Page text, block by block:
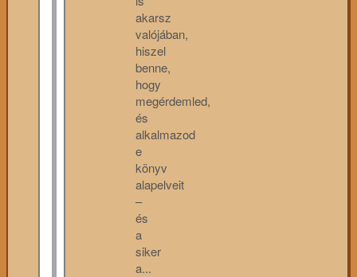
akarsz
valójában,
hiszel
benne,
hogy
megérdemled,
és
alkalmazod
e
könyv
alapelveit
–
és
a
siker
a...